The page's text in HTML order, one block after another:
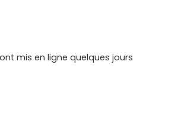
mis en ligne quelques jours